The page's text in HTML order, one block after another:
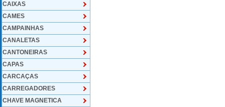
CAIXAS
CAMES
CAMPAINHAS
CANALETAS
CANTONEIRAS
CAPAS
CARCAÇAS
CARREGADORES
CHAVE MAGNETICA